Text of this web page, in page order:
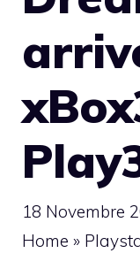
18 Novembre
Home »